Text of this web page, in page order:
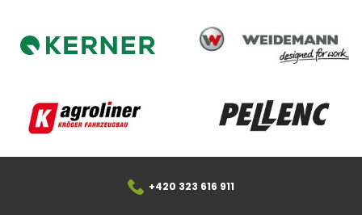
Kerner
Weidemann
Agroliner Pellenc
+420 323 616 911